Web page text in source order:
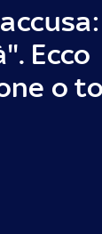
Ecco
o